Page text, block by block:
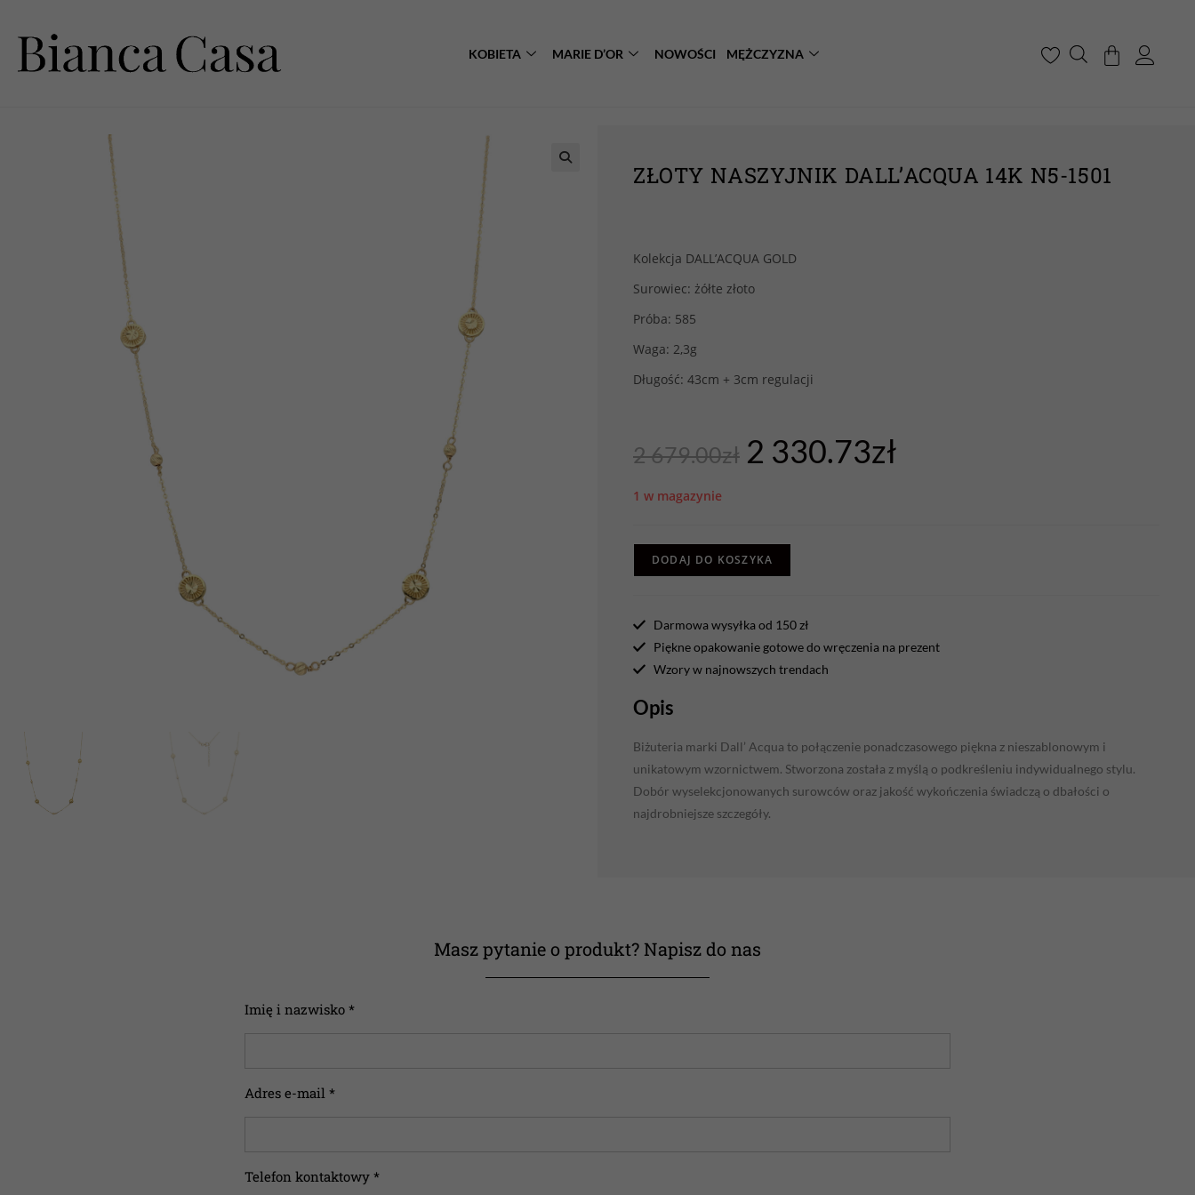
KOBIETA MARIE D’OR NOWOŚCI MĘŻCZYZNA
ZŁOTY NASZYJNIK DALL’ACQUA 14K N5-1501
Kolekcja DALL’ACQUA GOLD
Surowiec: żółte złoto
Próba: 585
Waga: 2,3g
Długość: 43cm + 3cm regulacji
2 679.00zł 2 330.73zł
1 w magazynie
DODAJ DO KOSZYKA
Darmowa wysyłka od 150 zł
Piękne opakowanie gotowe do wręczenia na prezent
Wzory w najnowszych trendach
Opis
Biżuteria marki Dall’ Acqua to połączenie ponadczasowego piękna z nieszablonowym i
unikatowym wzornictwem. Stworzona została z myślą o podkreśleniu indywidualnego stylu.
Dobór wyselekcjonowanych surowców oraz jakość wykończenia świadczą o dbałości o
najdrobniejsze szczegóły.
Masz pytanie o produkt? Napisz do nas
Imię i nazwisko *
Adres e-mail *
Telefon kontaktowy *